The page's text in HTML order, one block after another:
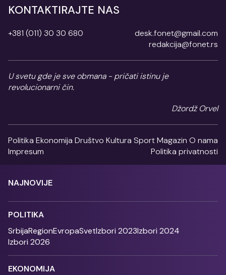
KONTAKTIRAJTE NAS
+381 (011) 30 30 680
desk.fonet@gmail.com
redakcija@fonet.rs
U svetu gde je sve obmana - pričati istinu je
revolucionarni čin.
Džordž Orvel
Politika Ekonomija Društvo Kultura SportMagazin O nama
Impresum
Politika privatnosti
NAJNOVIJE
POLITIKA
SrbijaRegionEvropaSvetIzbori 2023Izbori 2024
Izbori 2026
EKONOMIJA